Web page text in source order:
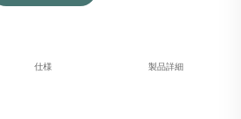
仕様 製品詳細